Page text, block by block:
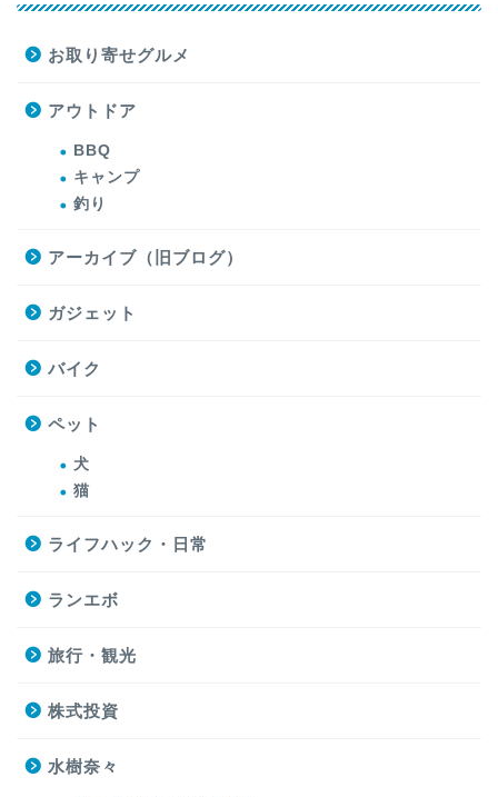
お取り寄せグルメ
アウトドア
BBQ
キャンプ
釣り
アーカイブ（旧ブログ）
ガジェット
バイク
ペット
犬
猫
ライフハック・日常
ランエボ
旅行・観光
株式投資
水樹奈々